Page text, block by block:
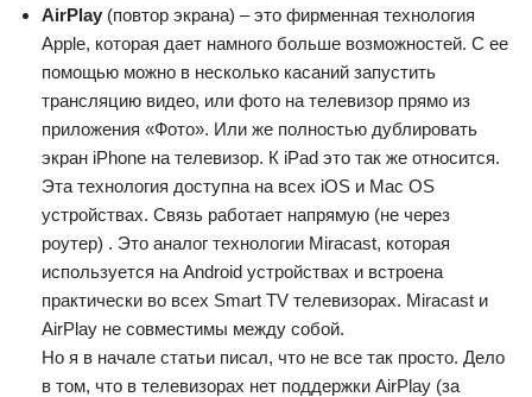
AirPlay (повтор экрана) – это фирменная технология
Apple, которая дает намного больше возможностей. С ее
помощью можно в несколько касаний запустить
трансляцию видео, или фото на телевизор прямо из
приложения «Фото». Или же полностью дублировать
экран iPhone на телевизор. К iPad это так же относится.
Эта технология доступна на всех iOS и Mac OS
устройствах. Связь работает напрямую (не через
роутер) . Это аналог технологии Miracast, которая
используется на Android устройствах и встроена
практически во всех Smart TV телевизорах. Miracast и
AirPlay не совместимы между собой.
Но я в начале статьи писал, что не все так просто. Дело
в том, что в телевизорах нет поддержки AirPlay (за